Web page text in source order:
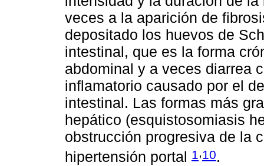
veces a la aparición de
depositado los huevos de
intestinal, que es la forma
abdominal y a veces diarrea
inflamatorio causado por el
intestinal. Las formas más
hepático (esquistosomiasis
obstrucción progresiva de la
hipertensión portal 1,10.